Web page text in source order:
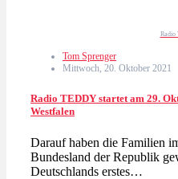
Radio
Tom Sprenger
Mittwoch, 20. Oktober 2021
Radio TEDDY startet am 29.
Westfalen
Darauf haben die Familien
Bundesland der Republik
Deutschlands erstes…